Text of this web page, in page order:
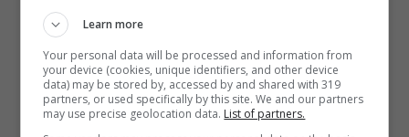
sfregamento cosce: come
prevenirla
Questo disturbo può essere prevenuto ma
Learn more
Your personal data will be processed and information from
your device (cookies, unique identifiers, and other device
data) may be stored by, accessed by and shared with 319
partners, or used specifically by this site. We and our partners
may use precise geolocation data. List of partners.